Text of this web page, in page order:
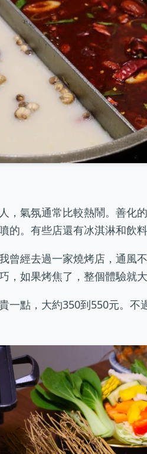
，氣氛通常比較熱鬧。善化
的。有些店還有冰淇淋和飲料
曾經去過一家燒烤店，通風
如果烤焦了，整個體驗就大
一點，大約350到550元。不